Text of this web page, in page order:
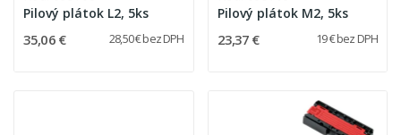
Pilový plátok L2, 5ks
35,06 € 28,50 € bez DPH
Pilový plátok M2, 5ks
23,37 € 19 € bez DPH